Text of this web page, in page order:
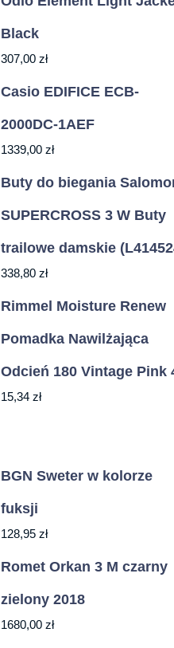
Black
307,00 zł
Casio EDIFICE ECB-
2000DC-1AEF
1339,00 zł
Buty do biegania
SUPERCROSS 3 W Buty
trailowe damskie
338,80 zł
Rimmel Moisture Renew
Pomadka Nawilżająca
Odcień 180 Vintage Pink
15,34 zł
BGN Sweter w kolorze
fuksji
128,95 zł
Romet Orkan 3 M czarny
zielony 2018
1680,00 zł